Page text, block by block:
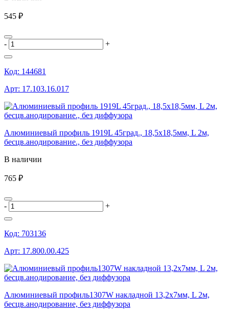
545 ₽
- +
Код: 144681
Арт: 17.103.16.017
Алюминиевый профиль 1919L 45град., 18,5х18,5мм, L 2м,
бесцв.анодирование., без диффузора
В наличии
765 ₽
- +
Код: 703136
Арт: 17.800.00.425
Алюминиевый профиль1307W накладной 13,2х7мм, L 2м,
бесцв.анодирование, без диффузора